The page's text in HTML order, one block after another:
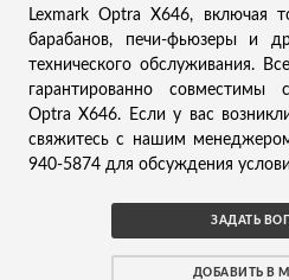
Lexmark Optra X646, включая
барабанов, печи-фьюзеры и
технического обслуживания.
гарантированно совместимы
Optra X646. Если у вас
свяжитесь с нашим
940-5874 для обсуждения
ЗАДАТЬ
ДОБАВИТЬ В